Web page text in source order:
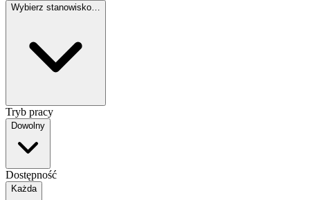
Wybierz stanowisko…
Tryb pracy
Dowolny
Dostępność
Każda